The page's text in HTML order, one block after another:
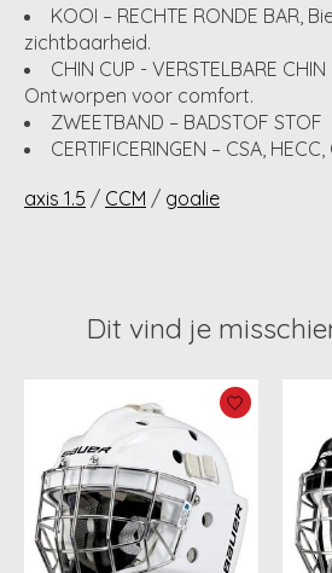
KOOI – RECHTE RONDE BAR,
zichtbaarheid.
CHIN CUP - VERSTELBARE
Ontworpen voor comfort.
ZWEETBAND – BADSTOF STOF
CERTIFICERINGEN – CSA, HECC,
axis 1.5 / CCM / goalie
Dit vind je
Items van productcarrousel